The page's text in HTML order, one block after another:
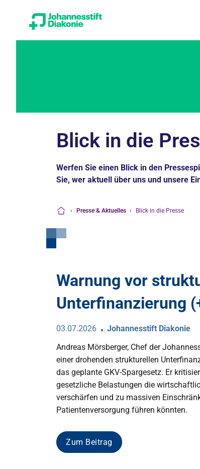
Blick in die
Werfen Sie einen Blick in den
Sie, wer aktuell über uns und unsere
› Presse & Aktuelles › Blick in die Presse
Warnung vor
Unterfinanzierung
03.07.2026
Johannesstift Diakonie
Andreas Mörsberger, Chef der
einer drohenden strukturellen
das geplante GKV-Spargesetz. Er
gesetzliche Belastungen die
verschärfen und zu massiven
Patientenversorgung führen könnten.
Zum Beitrag